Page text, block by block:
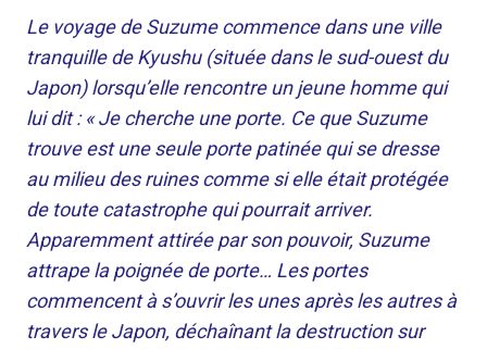
Le voyage de Suzume commence dans une ville
tranquille de Kyushu (située dans le sud-ouest du
Japon) lorsqu’elle rencontre un jeune homme qui
lui dit : « Je cherche une porte. Ce que Suzume
trouve est une seule porte patinée qui se dresse
au milieu des ruines comme si elle était protégée
de toute catastrophe qui pourrait arriver.
Apparemment attirée par son pouvoir, Suzume
attrape la poignée de porte… Les portes
commencent à s’ouvrir les unes après les autres à
travers le Japon, déchaînant la destruction sur